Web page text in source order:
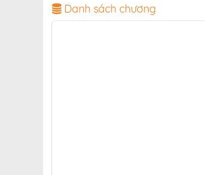
Danh sách chương